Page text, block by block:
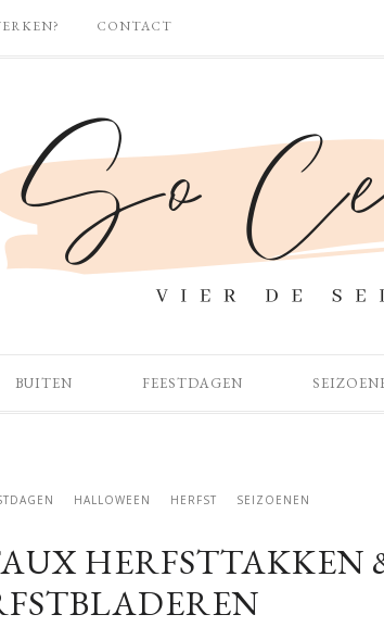
CONTACT
BUITEN FEESTDAGEN
HALLOWEEN HERFST SEIZOENEN
HERFSTTAKKEN